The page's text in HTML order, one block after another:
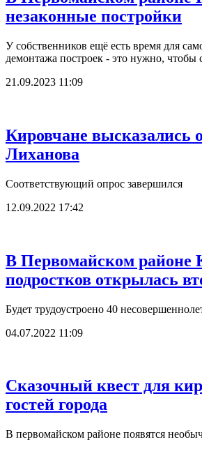
незаконные постройки
У собственников ещё есть время для
демонтажа построек - это нужно, чтобы
21.09.2023 11:09
Кировчане высказались
Лиханова
Соответствующий опрос завершился
12.09.2022 17:42
В Первомайском районе
подростков открылась
Будет трудоустроено 40
04.07.2022 11:09
Сказочный квест для
гостей города
В первомайском районе появятся